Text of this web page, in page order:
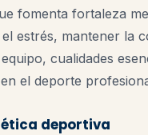
fomenta fortaleza
estrés, mantener la
cualidades
el deporte
deportiva